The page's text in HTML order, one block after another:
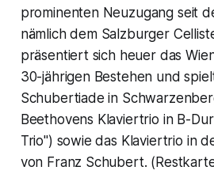
prominenten Neuzugang seit
nämlich dem Salzburger
präsentiert sich heuer das
30-jährigen Bestehen und
Schubertiade in
Beethovens Klaviertrio in B-
Trio") sowie das Klaviertrio in
von Franz Schubert.